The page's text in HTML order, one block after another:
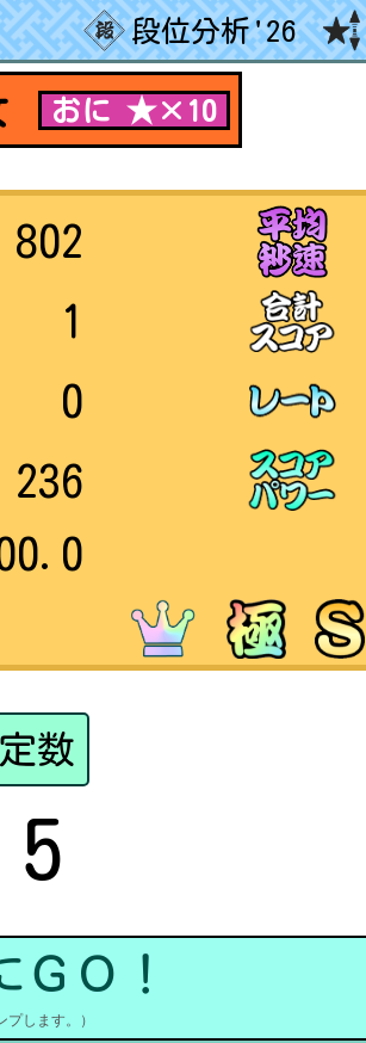
段位分析'26
おに ★×10
802
1
0
236
数
ＧＯ！
プします。）